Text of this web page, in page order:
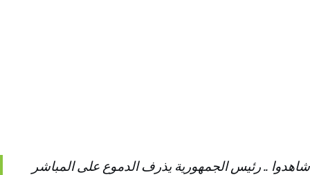
شاهدوا .. رئيس الجمهورية يذرف الدموع على المباشر